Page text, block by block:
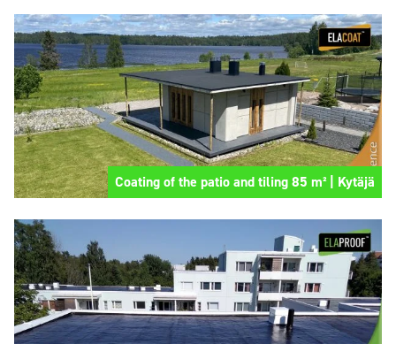
Coating of the patio and tiling 85 m² | Kytäjä